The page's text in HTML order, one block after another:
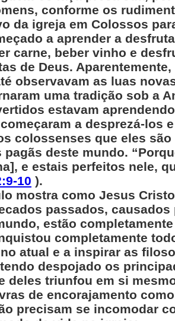
conforme os
da igreja em Colossos
a aprender a
carne, beber vinho e
de Deus.
observavam as luas
uma tradição sob a
estavam
a desprezá-los
colossenses que eles
deste mundo.
e estais perfeitos nele,
10 ).
mostra como Jesus
passados,
estão
completamente
atual e a inspirar as
despojado os
deles triunfou em si
de encorajamento
precisam se incomodar